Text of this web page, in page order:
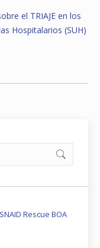
el TRIAJE en los
Hospitalarios (SUH)
Rescue BOA